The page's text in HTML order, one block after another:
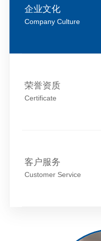
企业文化
Company Culture
荣誉资质
Certificate
客户服务
Customer Service